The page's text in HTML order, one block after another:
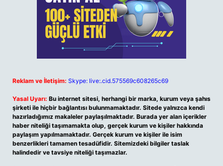
Reklam ve İletişim: Skype: live:.cid.575569c608265c69
Yasal Uyarı: Bu internet sitesi, herhangi bir marka, kurum veya şahıs
şirketi ile hiçbir bağlantısı bulunmamaktadır. Sitede yalnızca kendi
hazırladığımız makaleler paylaşılmaktadır. Burada yer alan içerikler
haber niteliği taşımamakta olup, gerçek kurum ve kişiler hakkında
paylaşım yapılmamaktadır. Gerçek kurum ve kişiler ile isim
benzerlikleri tamamen tesadüfidir. Sitemizdeki bilgiler taslak
halindedir ve tavsiye niteliği taşımazlar.